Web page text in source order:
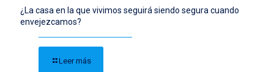
¿La casa en la que vivimos seguirá siendo segura cuando
envejezcamos?
Leer más